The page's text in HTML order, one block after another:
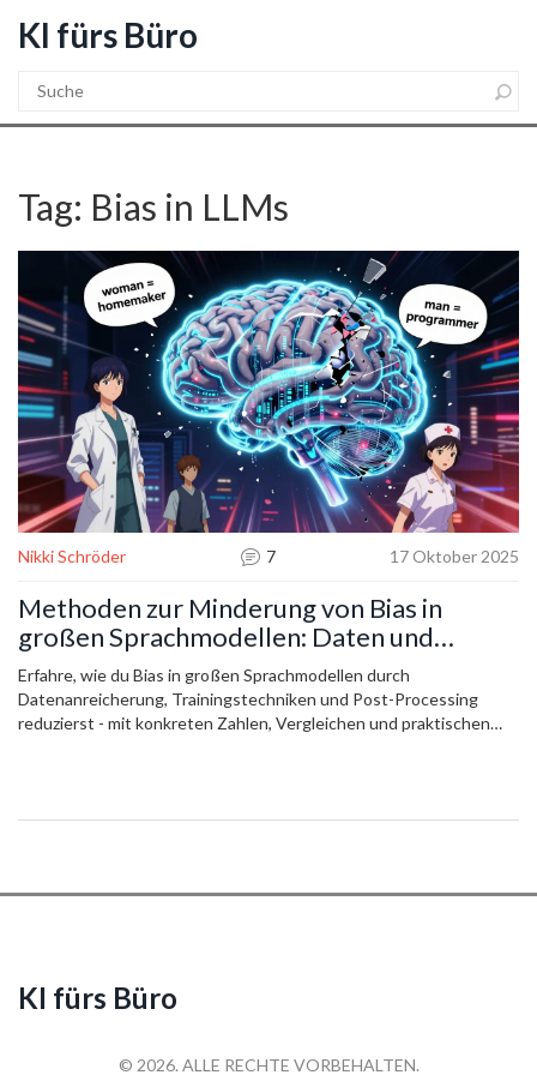
KI fürs Büro
Tag: Bias in LLMs
Nikki Schröder 7 17 Oktober 2025
Methoden zur Minderung von Bias in
großen Sprachmodellen: Daten und
Training
Erfahre, wie du Bias in großen Sprachmodellen durch
Datenanreicherung, Trainingstechniken und Post-Processing
reduzierst - mit konkreten Zahlen, Vergleichen und praktischen
KI fürs Büro
© 2026. ALLE RECHTE VORBEHALTEN.